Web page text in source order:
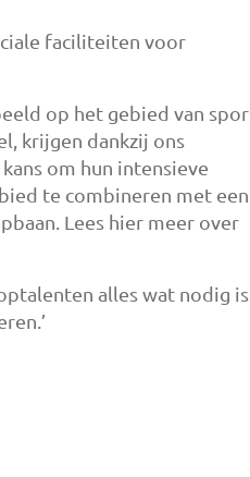
faciliteiten voor
op het gebied van
krijgen dankzij ons
om hun intensieve
te combineren met een
Lees hier meer over
alles wat nodig is